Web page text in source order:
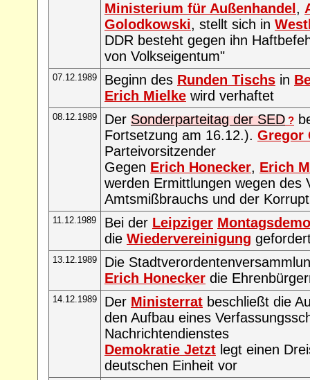
Ministerium für Außenhandel,
Golodkowski, stellt sich in
DDR besteht gegen ihn
von Volkseigentum"
07.12.1989 Beginn des Runden Tischs in
Erich Mielke wird verhaftet
08.12.1989 Der Sonderparteitag der SED ?
Fortsetzung am 16.12.). Gregor
Parteivorsitzender
Gegen Erich Honecker, Erich
werden Ermittlungen wegen des
Amtsmißbrauchs und der
11.12.1989 Bei der Leipziger
die Wiedervereinigung
13.12.1989
Die
Erich Honecker die
14.12.1989 Der Ministerrat beschließt die
den Aufbau eines
Nachrichtendienstes
Demokratie Jetzt legt einen
deutschen Einheit vor